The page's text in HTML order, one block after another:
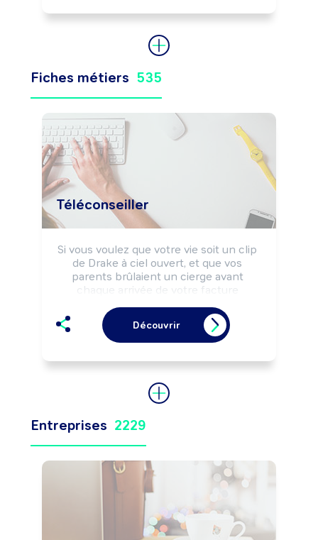
Fiches métiers 535
Téléconseiller
Si vous voulez que votre vie soit un clip
de Drake à ciel ouvert, et que vos
parents brûlaient un cierge avant
chaque arrivée de votre facture
qui va fiter avec vous.
Vous êtes la plaque tournante de votre
premier contact entre votre entreprise
et son interlocuteur.
sens de l’écoute sont primordiaux à ce
Tel un aiguilleur du ciel, vous orientez
les appels entrants vers leur
destination. Vous apportez également
des réponses aux questions qui vous
sont posées, de manière cons-truc-ti-
ve.
Découvrir
Entreprises 2229